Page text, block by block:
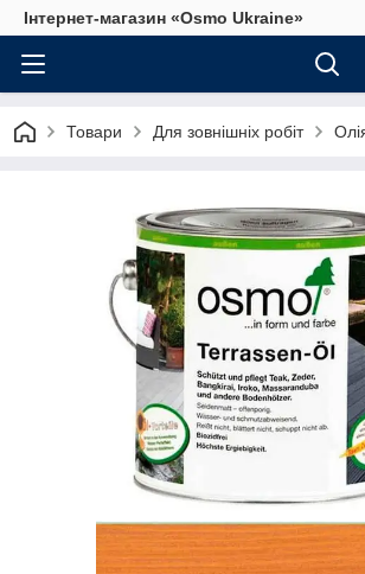
Інтернет-магазин «Osmo Ukraine»
Товари Для зовнішніх робіт